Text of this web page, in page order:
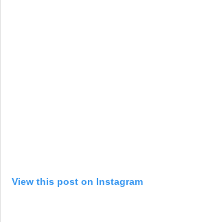
View this post on Instagram